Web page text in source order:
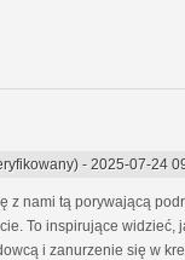
- 2025-07-24
z nami tą porywającą
To inspirujące widzieć,
i zanurzenie się w